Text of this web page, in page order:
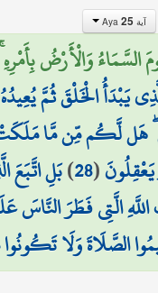
آية Aya 25
السَّمَاءُ وَالْأَرْضُ
يَبْدَأُ الْخَلْقَ ثُمَّ
لَّكُم مِّن مَّا مَلَكَتْ
(
28
)بَلِ اتَّبَعَ
الَّتِي فَطَرَ
الصَّلَاةَ وَلَا